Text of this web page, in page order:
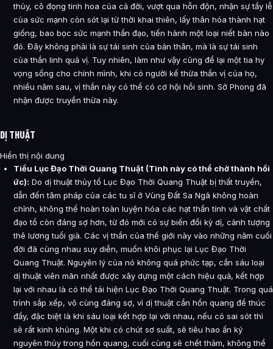
thủy, cô đọng tinh hoa của cả đời, vượt qua hỗn độn, nhận sự tẩy lễ
của sức mạnh còn sót lại từ thời khai thiên, lấy thân hóa thành hạt
giống, bao bọc sức mạnh thần đạo, tiến hành một loại niết bàn nào
đó. Đây không phải là sự tái sinh của bản thân, mà là sự tái sinh
của thần linh quả vị. Tuy nhiên, làm như vậy cũng để lại một tia hy
vọng sống cho chính mình, khi có người kế thừa thần vị của họ,
nhiều năm sau, vị thần này có thể có cơ hội hồi sinh. Sở Phong đã
nhận được truyền thừa này.
DỊ THUẬT
Hiển thị nội dung
Tiểu Lục Đạo Thời Quang Thuật (Tình này có thể chờ thành hồi
ức): Do dị thuật thủy tổ Lục Đạo Thời Quang Thuật bị thất truyền,
dẫn đến tâm pháp của các tu sĩ ở Vùng Đất Sa Ngã không hoàn
chỉnh, không thể hoàn toàn luyện hóa các hạt thần tính và vật chất
đạo tổ còn đáng sợ hơn, từ đó mới có sự biến đổi kỳ dị, cảnh tượng
thê lương tuổi già. Các vị thần của thế giới này vào những năm cuối
đời đã cùng nhau suy diễn, muốn khôi phục lại Lục Đạo Thời
Quang Thuật. Nguyên lý của nó không quá phức tạp, cần sáu loại
dị thuật viên mãn nhất được xây dựng một cách hiệu quả, kết hợp
lại với nhau là có thể tái hiện Lục Đạo Thời Quang Thuật. Trong quá
trình sắp xếp, vô cùng đáng sợ, vì dị thuật cần hồn quang để thúc
đẩy, đặc biệt là khi sáu loại kết hợp lại với nhau, nếu có sai sót thì
sẽ rất kinh khủng. Một khi có chút sơ suất, sẽ tiêu hao ấn ký
nguyên thủy trong hồn quang, cuối cùng sẽ chết thảm, không thể